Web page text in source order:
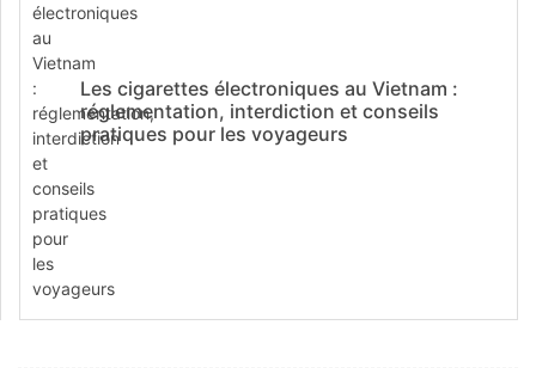
Les cigarettes électroniques au Vietnam :
réglementation, interdiction et conseils
pratiques pour les voyageurs